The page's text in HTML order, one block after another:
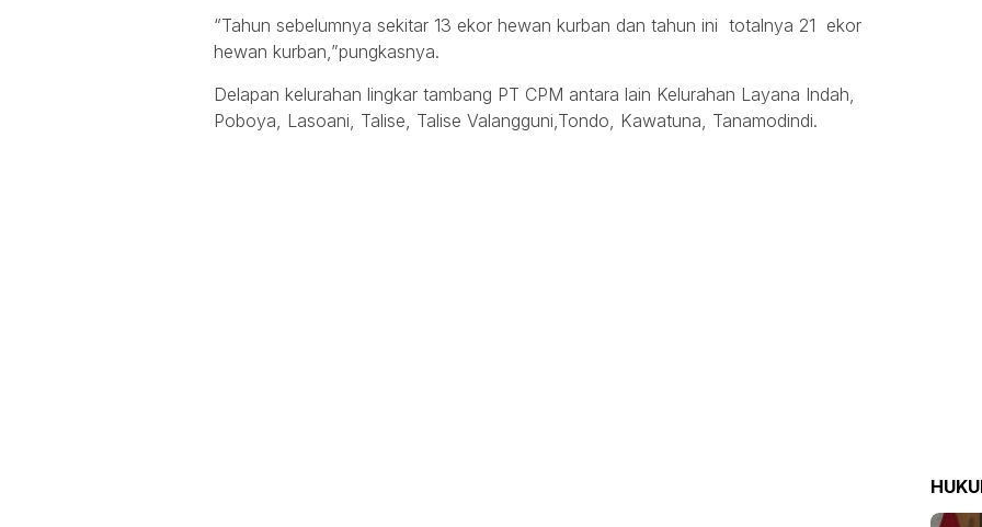
“Tahun sebelumnya sekitar 13 ekor hewan kurban dan tahun ini totalnya 21 ekor
hewan kurban,”pungkasnya.
Delapan kelurahan lingkar tambang PT CPM antara lain Kelurahan Layana Indah,
Poboya, Lasoani, Talise, Talise Valangguni,Tondo, Kawatuna, Tanamodindi.